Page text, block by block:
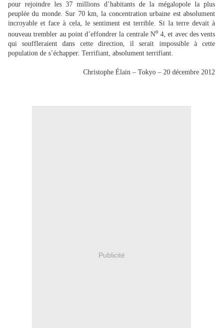
pour rejoindre les 37 millions d’habitants de la mégalopole la plus
peuplée du monde. Sur 70 km, la concentration urbaine est absolument
incroyable et face à cela, le sentiment est terrible. Si la terre devait à
nouveau trembler au point d’effondrer la centrale No4, et avec des vents
qui souffleraient dans cette direction, il serait impossible à cette
population de s’échapper. Terrifiant, absolument terrifiant.
Christophe Élain – Tokyo – 20 décembre 2012
Publicité